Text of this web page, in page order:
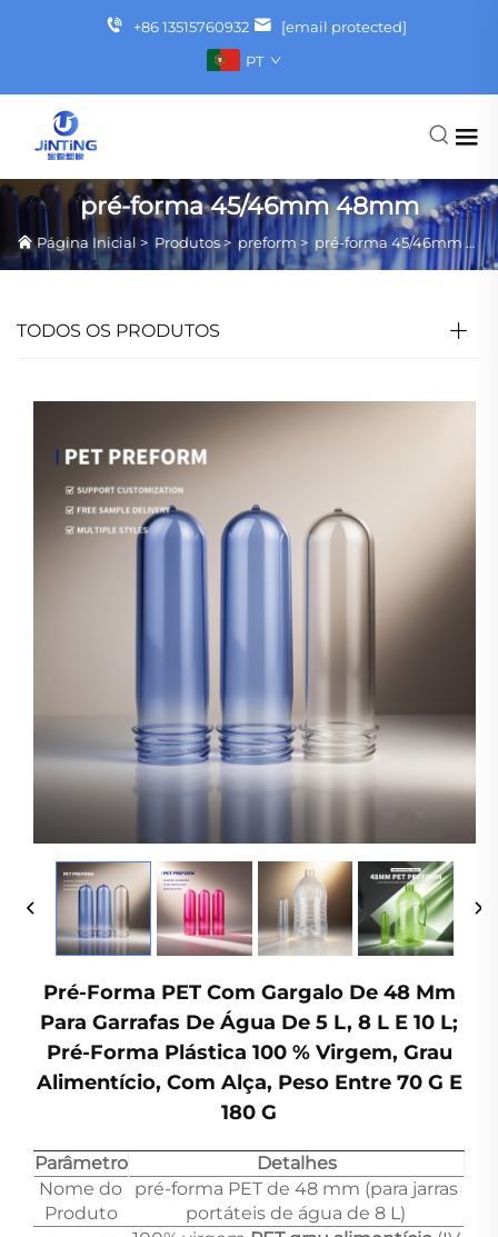
+86 13515760932
[email protected]
PT
pré-forma 45/46mm 48mm
Página Inicial> Produtos>preform > pré-forma 45/46mm 48mm
TODOS OS PRODUTOS
Pré-Forma PET Com Gargalo De 48 Mm
Para Garrafas De Água De 5 L, 8 L E 10 L;
Pré-Forma Plástica 100 % Virgem, Grau
Alimentício, Com Alça, Peso Entre 70 G E
180 G
Parâmetro
Detalhes
Nome do
Produto
pré-forma PET de 48 mm (para jarras
portáteis de água de 8 L)